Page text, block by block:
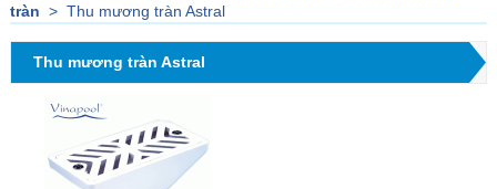
tràn > Thu mương tràn Astral
Thu mương tràn Astral